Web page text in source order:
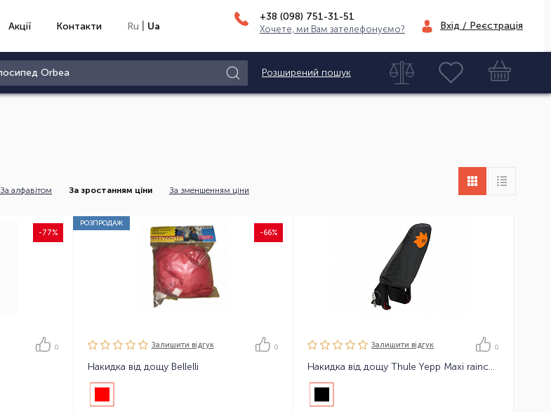
Акції Контакти Ru Ua
+38 (098) 751-31-51
Хочете, ми Вам зателефонуємо? Вхід / Реєстрація
Розширений пошук
За алфавітом За зростанням ціни За зменшенням ціни
-77%
0
РОЗПРОДАЖ
-66%
Залишити вiдгук 0
Накидка від дощу Bellelli
Залишити вiдгук 0
Накидка від дощу Thule Yepp Maxi raincover